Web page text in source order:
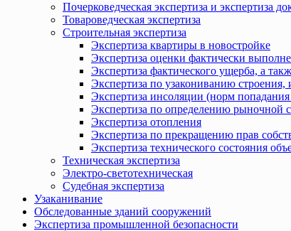
Почерковедческая экспертиза и экспертиза
Товароведческая экспертиза
Строительная экспертиза
Экспертиза квартиры в новостройке
Экспертиза оценки фактически
Экспертиза фактического ущерба, а
Экспертиза по узакониванию строения,
Экспертиза инсоляции (норм
Экспертиза по определению рыночной
Экспертиза отопления
Экспертиза по прекращению прав
Экспертиза технического состояния
Техническая экспертиза
Электро-светотехническая
Судебная экспертиза
Узаканивание
Обследованные зданий сооружений
Экспертиза промышленной безопасности